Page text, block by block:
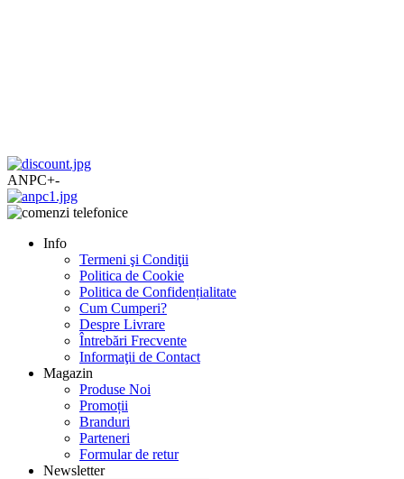
ANPC+-
Info
Termeni şi Condiţii
Politica de Cookie
Politica de Confidențialitate
Cum Cumperi?
Despre Livrare
Întrebări Frecvente
Informaţii de Contact
Magazin
Produse Noi
Promoții
Branduri
Parteneri
Formular de retur
Newsletter